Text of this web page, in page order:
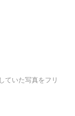
ていた写真をフリ